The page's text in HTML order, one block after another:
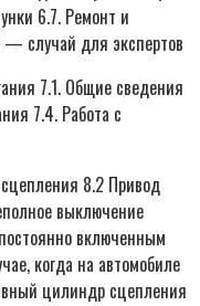
6.7. Ремонт и
— случай для экспертов
7.1. Общие сведения
7.4. Работа с
8.2 Привод
выключение
включенным
когда на автомобиле
цилиндр сцепления